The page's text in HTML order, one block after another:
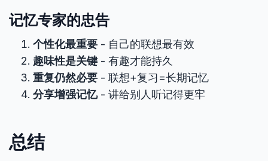
记忆专家的忠告
个性化最重要 - 自己的联想最有效
趣味性是关键- 有趣才能持久
重复仍然必要 - 联想+复习=长期记忆
分享增强记忆- 讲给别人听记得更牢
总结